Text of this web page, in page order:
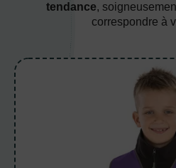
tendance,
correspondre à